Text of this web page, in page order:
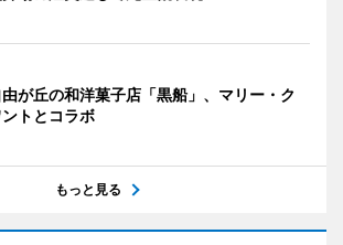
由が丘の和洋菓子店「黒船」、マリー・ク
ントとコラボ
もっと見る